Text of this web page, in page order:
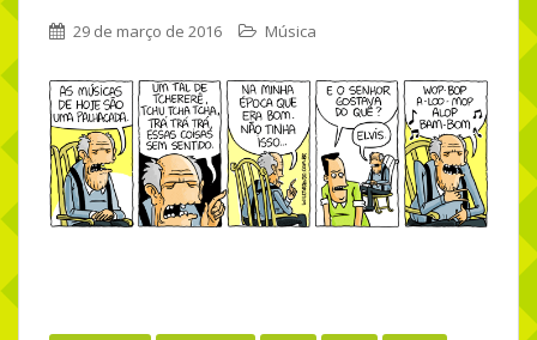
n
o
e
29 de março de 2016 Música